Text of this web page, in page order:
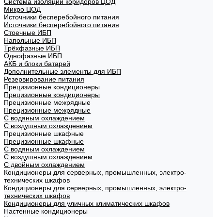
Микро ЦОД
Источники бесперебойного питания
Источники бесперебойного питания
Стоечные ИБП
Напольные ИБП
Трёхфазные ИБП
Однофазные ИБП
АКБ и блоки батарей
Дополнительные элементы для ИБП
Резервирование питания
Прецизионные кондиционеры
Прецизионные кондиционеры
Прецизионные межрядные
Прецизионные межрядные
С водяным охлаждением
С воздушным охлаждением
Прецизионные шкафные
Прецизионные шкафные
С водяным охлаждением
С воздушным охлаждением
С двойным охлаждением
Кондиционеры для серверных, промышленных, электро-
технических шкафов
Кондиционеры для серверных, промышленных, электро-
технических шкафов
Кондиционеры для уличных климатических шкафов
Настенные кондиционеры